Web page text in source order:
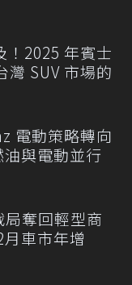
！2025 年賓士
灣 SUV 市場的
電動策略轉向
與電動並行
局奪回輕型商
車市年增